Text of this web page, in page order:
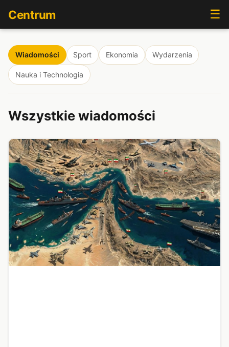
Centrum ☰
Wiadomości Sport Ekonomia Wydarzenia
Nauka i Technologia
Wszystkie wiadomości